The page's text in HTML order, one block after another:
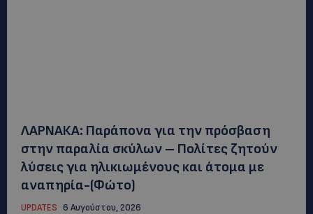
ΛΑΡΝΑΚΑ: Παράπονα για την πρόσβαση
στην παραλία σκύλων – Πολίτες ζητούν
λύσεις για ηλικιωμένους και άτομα με
αναπηρία-(Φώτο)
UPDATES 6 Αυγούστου, 2026